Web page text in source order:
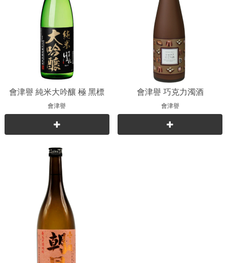
會津譽 純米大吟釀 極 黑標
會津譽
會津譽 巧克力濁酒
會津譽